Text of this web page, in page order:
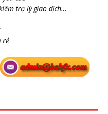
trợ lý giao dịch…
rẻ